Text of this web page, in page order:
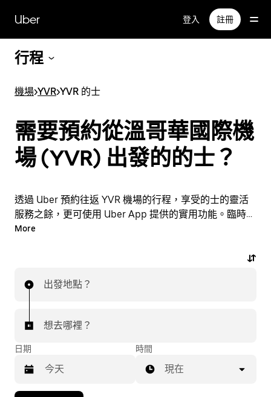
Uber 登入 註冊
行程
機場>YVR>YVR 的士
需要預約從溫哥華國際機
場 (YVR) 出發的的士？
透過 Uber 預約往返 YVR 機場的行程，享受的士的靈活
服務之餘，更可使用 Uber App 提供的實用功能。臨時需
要乘車？隨時透過 App 或網站預約行程，享受經濟實惠
More
出發地點？
想去哪裡？
日期 時間
現在